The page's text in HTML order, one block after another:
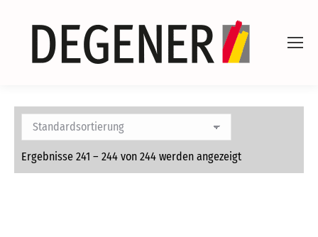
Ergebnisse 241 – 244 von 244 werden angezeigt